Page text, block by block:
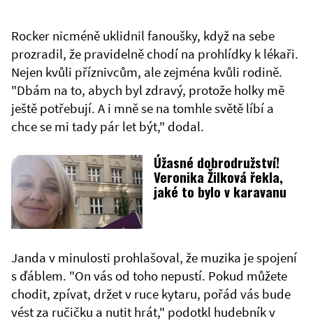
Rocker nicméně uklidnil fanoušky, když na sebe
prozradil, že pravidelně chodí na prohlídky k lékaři.
Nejen kvůli příznivcům, ale zejména kvůli rodině.
"Dbám na to, abych byl zdravý, protože holky mě
ještě potřebují. A i mně se na tomhle světě líbí a
chce se mi tady pár let být," dodal.
Úžasné dobrodružství!
Veronika Žilková řekla,
jaké to bylo v karavanu
Janda v minulosti prohlašoval, že muzika je spojení
s ďáblem. "On vás od toho nepustí. Pokud můžete
chodit, zpívat, držet v ruce kytaru, pořád vás bude
vést za ručičku a nutit hrát," podotkl hudebník v